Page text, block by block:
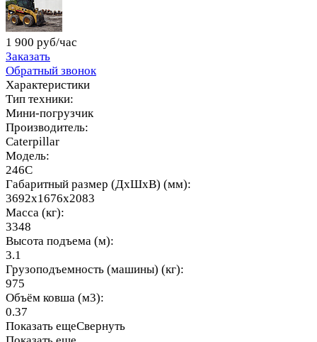
1 900 руб/час
Заказать
Обратный звонок
Характеристики
Тип техники:
Мини-погрузчик
Производитель:
Caterpillar
Модель:
246C
Габаритный размер (ДхШхВ) (мм):
3692x1676x2083
Масса (кг):
3348
Высота подъема (м):
3.1
Грузоподъемность (машины) (кг):
975
Объём ковша (м3):
0.37
Показать ещеСвернуть